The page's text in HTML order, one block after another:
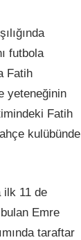
futbola
Fatih
yeteneğinin
Fatih
kulübünde
ilk 11 de
Emre
taraftar